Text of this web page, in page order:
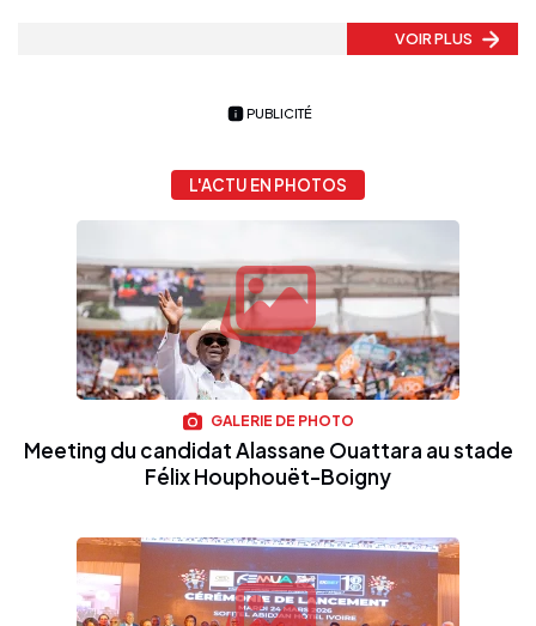
VOIR PLUS
PUBLICITÉ
L'ACTU EN PHOTOS
GALERIE DE PHOTO
Meeting du candidat Alassane Ouattara au stade
Félix Houphouët-Boigny